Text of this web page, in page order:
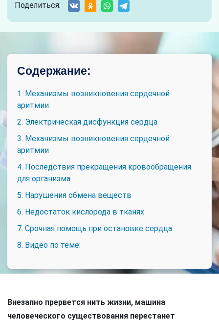
Поделиться:
Содержание:
1. Механизмы возникновения сердечной
аритмии
2. Электрическая дисфункция сердца
3. Механизмы возникновения сердечной
аритмии
4. Последствия прекращения кровообращения
для организма
5. Нарушения обмена веществ
6. Недостаток кислорода в тканях
7. Срочная помощь при остановке сердца
8. Видео по теме:
Внезапно прервется нить жизни, машина
человеческого существования перестанет